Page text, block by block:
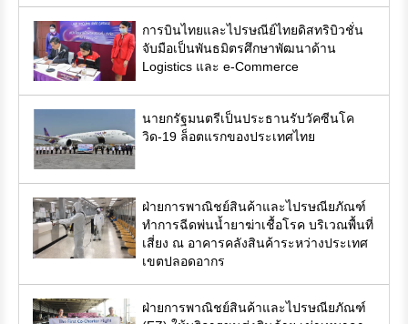
การบินไทยและไปรษณีย์ไทยดิสทริบิวชั่น
จับมือเป็นพันธมิตรศึกษาพัฒนาด้าน
Logistics และ e-Commerce
นายกรัฐมนตรีเป็นประธานรับวัคซีนโค
วิด-19 ล็อตแรกของประเทศไทย
ฝ่ายการพาณิชย์สินค้าและไปรษณียภัณฑ์
ทำการฉีดพ่นน้ำยาฆ่าเชื้อโรค บริเวณพื้นที่
เสี่ยง ณ อาคารคลังสินค้าระหว่างประเทศ
เขตปลอดอากร
ฝ่ายการพาณิชย์สินค้าและไปรษณียภัณฑ์